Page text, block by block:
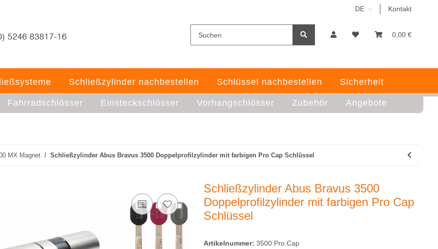
DE Kontakt
0,00 €
Schließzylinder nachbestellen Schlüssel nachbestellen Sicherheit
Fahrradschlösser Einsteckschlösser Vorhangschlösser Zubehör Angebote
MX Magnet Schließzylinder Abus Bravus 3500 Doppelprofilzylinder mit farbigen Pro Cap Schlüssel
Schließzylinder Abus Bravus 3500
Doppelprofilzylinder mit farbigen Pro Cap
Schlüssel
Artikelnummer: 3500 Pro Cap